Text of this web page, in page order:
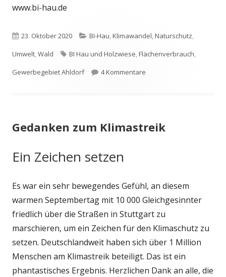
www.bi-hau.de
Veröffentlicht
am
23. Oktober 2020 Kategorien
BI-Hau,Klimawandel,Naturschutz,
Umwelt,Wald Schlagwörter
BI Hau und Holzwiese,Flächenverbrauch,
Gewerbegebiet Ahldorf
4 Kommentare
Gedanken zum Klimastreik
Ein Zeichen setzen
Es war ein sehr bewegendes Gefühl, an diesem
warmen Septembertag mit 10 000 Gleichgesinnter
friedlich über die Straßen in Stuttgart zu
marschieren, um ein Zeichen für den Klimaschutz zu
setzen. Deutschlandweit haben sich über 1 Million
Menschen am Klimastreik beteiligt. Das ist ein
phantastisches Ergebnis. Herzlichen Dank an alle, die